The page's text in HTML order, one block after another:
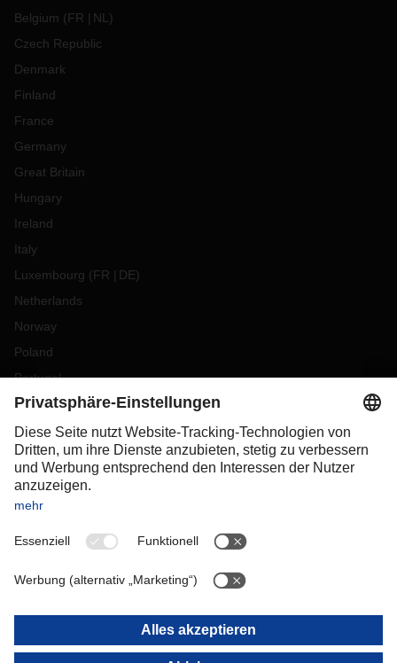
Belgium (FR NL )
Czech Republic
Denmark
Finland
France
Germany
Great Britain
Hungary
Ireland
Italy
Luxembourg (FR DE)
Netherlands
Norway
Poland
Portugal
Romania
Slovakia
Spain
Sweden
Switzerland
OCEANIA